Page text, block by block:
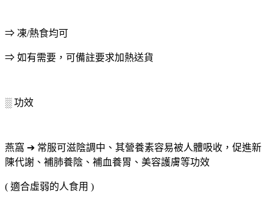
⇒ 凍/熱食均可
⇒ 如有需要，可備註要求加熱送貨
░ 功效
燕窩 ➔ 常服可滋陰調中、其營養素容易被人體吸收，促進新
陳代謝、補肺養陰、補血養胃、美容護膚等功效
( 適合虛弱的人食用 )